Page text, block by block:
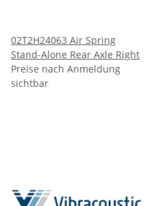
02T2H24063 Air Spring
Stand-Alone Rear Axle Right
Preise nach Anmeldung
sichtbar